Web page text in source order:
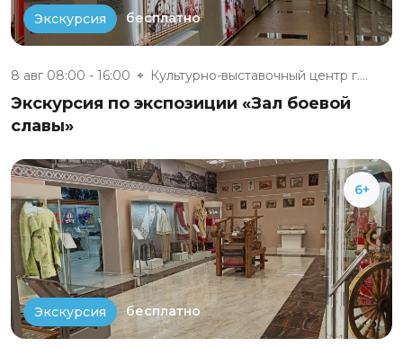
Экскурсия бесплатно
8 авг 08:00 - 16:00 Культурно-выставочный центр г....
Экскурсия по экспозиции «Зал боевой
славы»
6+
Экскурсия бесплатно